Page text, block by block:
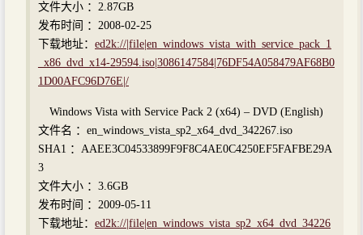
文件大小 ：2.87GB
发布时间 ：2008-02-25
下载地址： ed2k://|file|en_windows_vista_with_service_pack_1
_x86_dvd_x14-29594.iso|3086147584|76DF54A058479AF68B0
1D00AFC96D76E|/
Windows Vista with Service Pack 2 (x64) – DVD (English)
文件名 ：en_windows_vista_sp2_x64_dvd_342267.iso
SHA1 ：AAEE3C04533899F9F8C4AE0C4250EF5FAFBE29A
3
文件大小 ：3.6GB
发布时间 ：2009-05-11
下载地址： ed2k://|file|en_windows_vista_sp2_x64_dvd_34226